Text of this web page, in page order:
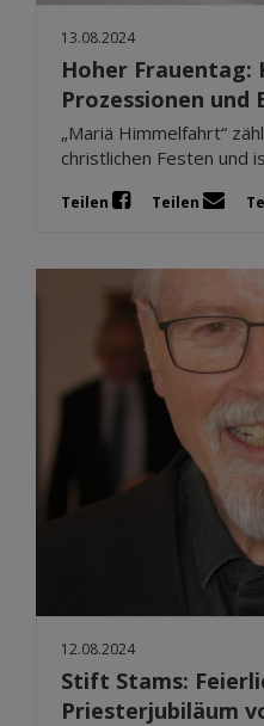
13.08.2024
Hoher Frauentag:
Prozessionen und
„Mariä Himmelfahrt“
christlichen Festen und
Teilen Teilen
12.08.2024
Stift Stams:
Priesterjubiläum